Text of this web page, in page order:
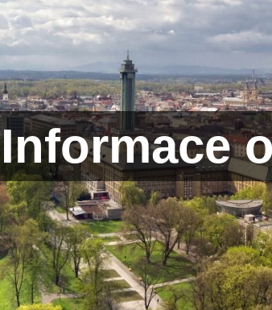
Informace